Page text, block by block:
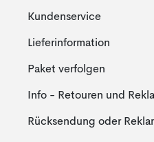
Kundenservice
Lieferinformation
Paket verfolgen
Info - Retouren und
Rücksendung oder